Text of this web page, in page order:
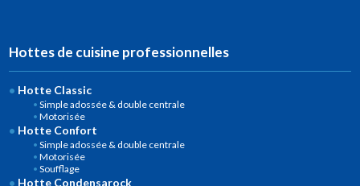
Hottes de cuisine professionnelles
Hotte Classic
Simple adossée & double centrale
Motorisée
Hotte Confort
Simple adossée & double centrale
Motorisée
Soufflage
Hotte Condensarock